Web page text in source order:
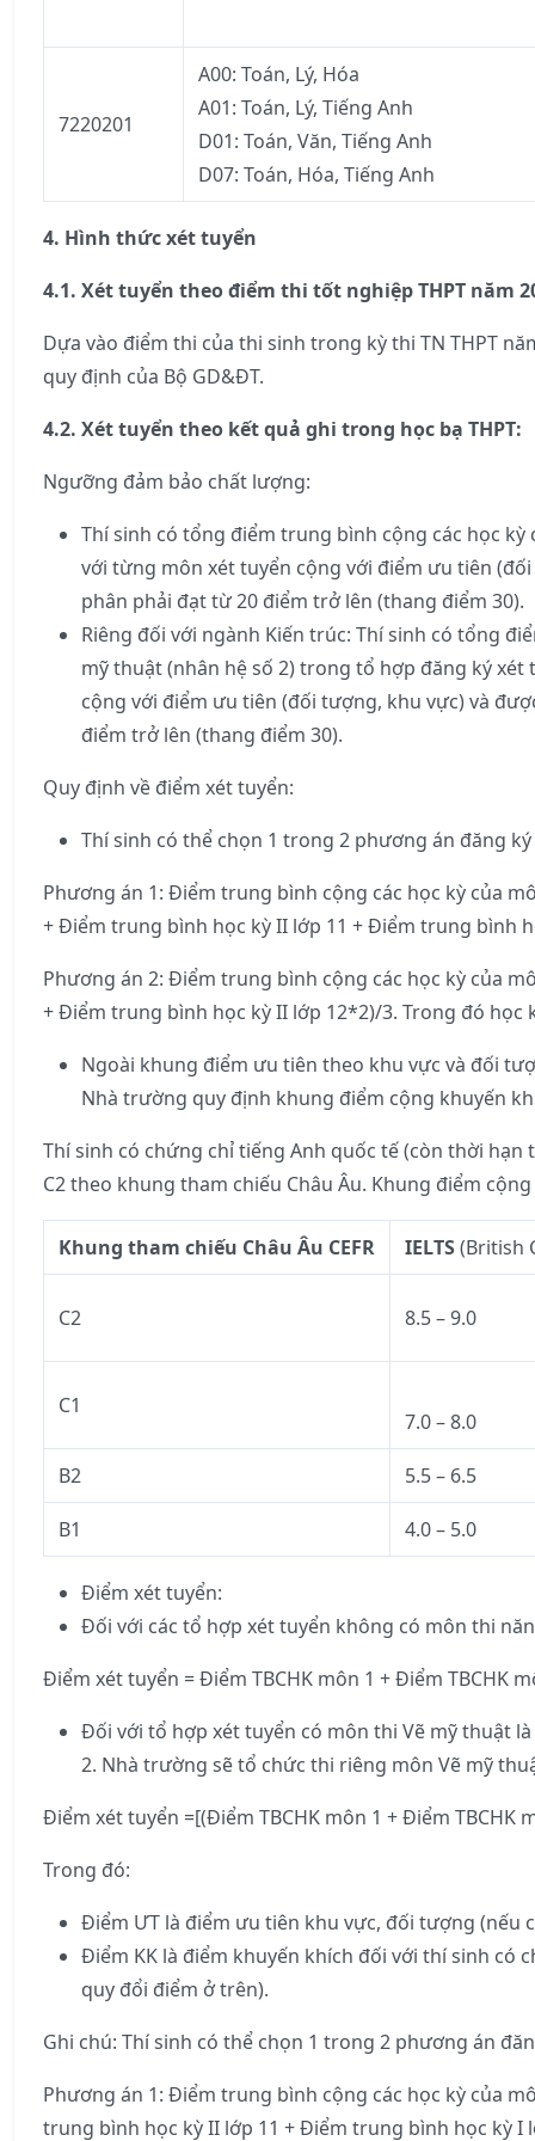
7220201
A00: Toán, Lý, Hóa
A01: Toán, Lý, Tiếng Anh
D01: Toán, Văn, Tiếng Anh
D07: Toán, Hóa, Tiếng Anh
4. Hình thức xét tuyển
4.1. Xét tuyển theo điểm thi tốt nghiệp THPT năm
Dựa vào điểm thi của thi sinh trong kỳ thi TN THPT
quy định của Bộ GD&ĐT.
4.2. Xét tuyển theo kết quả ghi trong học bạ THPT:
Ngưỡng đảm bảo chất lượng:
Thí sinh có tổng điểm trung bình cộng các học
với từng môn xét tuyển cộng với điểm ưu tiên
phân phải đạt từ 20 điểm trở lên (thang điểm 30).
Riêng đối với ngành Kiến trúc: Thí sinh có tổng
mỹ thuật (nhân hệ số 2) trong tổ hợp đăng ký
cộng với điểm ưu tiên (đối tượng, khu vực) và
điểm trở lên (thang điểm 30).
Quy định về điểm xét tuyển:
Thí sinh có thể chọn 1 trong 2 phương án đăng
Phương án 1: Điểm trung bình cộng các học kỳ của
+ Điểm trung bình học kỳ II lớp 11 + Điểm trung bình
Phương án 2: Điểm trung bình cộng các học kỳ của
+ Điểm trung bình học kỳ II lớp 12*2)/3. Trong đó học
Ngoài khung điểm ưu tiên theo khu vực và đối
Nhà trường quy định khung điểm cộng khuyến
Thí sinh có chứng chỉ tiếng Anh quốc tế (còn thời hạn
C2 theo khung tham chiếu Châu Âu. Khung điểm
Khung tham chiếu Châu Âu CEFR IELTS(British
C2 8.5 – 9.0
C1
7.0 – 8.0
B2 5.5 – 6.5
B1 4.0 – 5.0
Điểm xét tuyển:
Đối với các tổ hợp xét tuyển không có môn thi
Điểm xét tuyển = Điểm TBCHK môn 1 + Điểm TBCHK
Đối với tổ hợp xét tuyển có môn thi Vẽ mỹ thuật
2. Nhà trường sẽ tổ chức thi riêng môn Vẽ mỹ
Điểm xét tuyển =[(Điểm TBCHK môn 1 + Điểm
Trong đó:
Điểm ƯT là điểm ưu tiên khu vực, đối tượng (nếu
Điểm KK là điểm khuyến khích đối với thí sinh có
quy đổi điểm ở trên).
Ghi chú: Thí sinh có thể chọn 1 trong 2 phương án
Phương án 1: Điểm trung bình cộng các học kỳ của
trung bình học kỳ II lớp 11 + Điểm trung bình học kỳ I